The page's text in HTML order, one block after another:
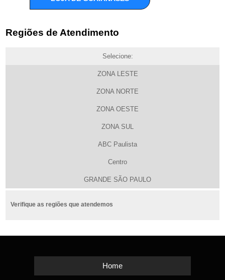
Regiões de Atendimento
Selecione:
ZONA LESTE
ZONA NORTE
ZONA OESTE
ZONA SUL
ABC Paulista
Centro
GRANDE SÃO PAULO
Verifique as regiões que atendemos
Home